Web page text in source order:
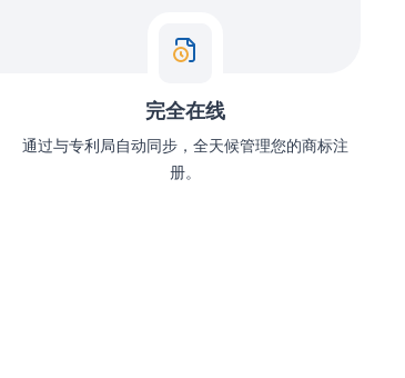
完全在线
通过与专利局自动同步，全天候管理您的商标注
册。